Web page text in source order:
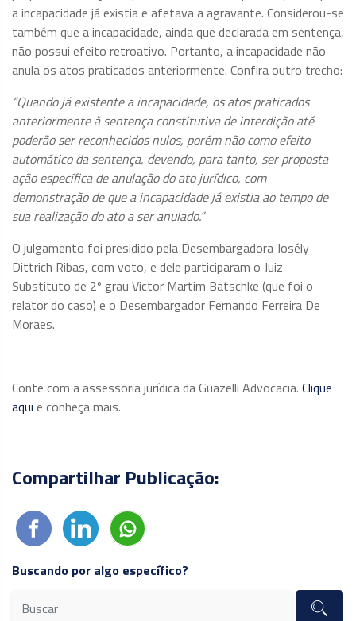
a incapacidade já existia e afetava a agravante. Considerou-se
também que a incapacidade, ainda que declarada em sentença,
não possui efeito retroativo. Portanto, a incapacidade não
anula os atos praticados anteriormente. Confira outro trecho:
“Quando já existente a incapacidade, os atos praticados
anteriormente à sentença constitutiva de interdição até
poderão ser reconhecidos nulos, porém não como efeito
automático da sentença, devendo, para tanto, ser proposta
ação específica de anulação do ato jurídico, com
demonstração de que a incapacidade já existia ao tempo de
sua realização do ato a ser anulado.”
O julgamento foi presidido pela Desembargadora Josély
Dittrich Ribas, com voto, e dele participaram o Juiz
Substituto de 2º grau Victor Martim Batschke (que foi o
relator do caso) e o Desembargador Fernando Ferreira De
Moraes.
Conte com a assessoria jurídica da Guazelli Advocacia. Clique
aqui e conheça mais.
Compartilhar Publicação:
Buscando por algo específico?